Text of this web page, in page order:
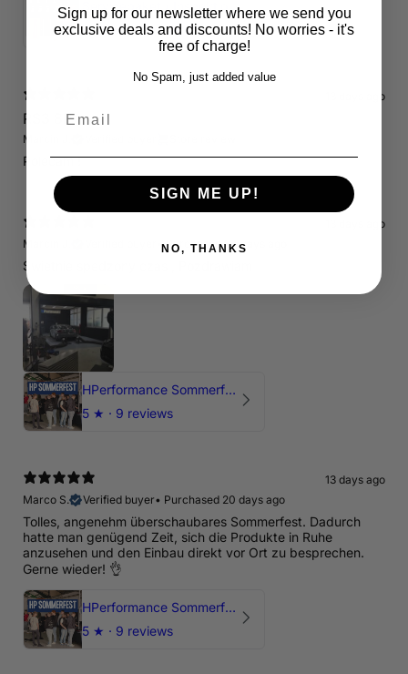
Servicepaket / Inspektionspaket 1 mit Motul 300V 5W40 - 5W50 für alle 2.5 TFSI Modelle
4.71★ · 7 reviews
13 days ago
RS3 8P
Marcin J.
Polecam !
13 days ago
Marcin J.
•Purchased 24 days ago
Świetnie spedzony czas , Pozdrawiam
HPerformance Sommerfest 2026
5 ★ · 9 reviews
13 days ago
Marco S.
Verified buyer• Purchased 20 days ago
Tolles, angenehm überschaubares Sommerfest. Dadurch
hatte man genügend Zeit, sich die Produkte in Ruhe
anzusehen und den Einbau direkt vor Ort zu besprechen.
Gerne wieder! 👌
HPerformance Sommerfest 2026
5 ★ · 9 reviews
Sign up for our newsletter where we send you
exclusive deals and discounts! No worries - it's
free of charge!
No Spam, just added value
SIGN ME UP!
NO, THANKS